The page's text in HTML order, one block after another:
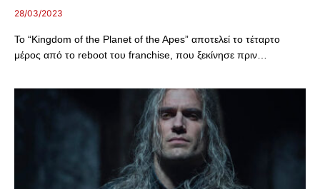
28/03/2023
Το “Kingdom of the Planet of the Apes” αποτελεί το τέταρτο
μέρος από το reboot του franchise, που ξεκίνησε πριν…